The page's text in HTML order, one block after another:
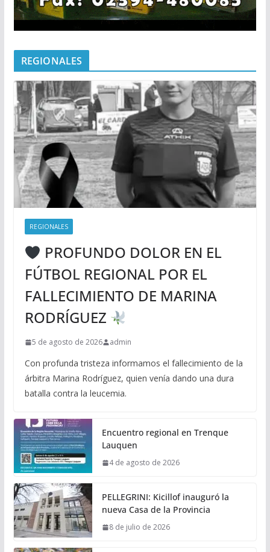
REGIONALES
REGIONALES
PROFUNDO DOLOR EN EL
FÚTBOL REGIONAL POR EL
FALLECIMIENTO DE MARINA
RODRÍGUEZ
5 de agosto de 2026 admin
Con profunda tristeza informamos el fallecimiento de la
árbitra Marina Rodríguez, quien venía dando una dura
batalla contra la leucemia.
Encuentro regional en Trenque
Lauquen
4 de agosto de 2026
PELLEGRINI: Kicillof inauguró la
nueva Casa de la Provincia
8 de julio de 2026